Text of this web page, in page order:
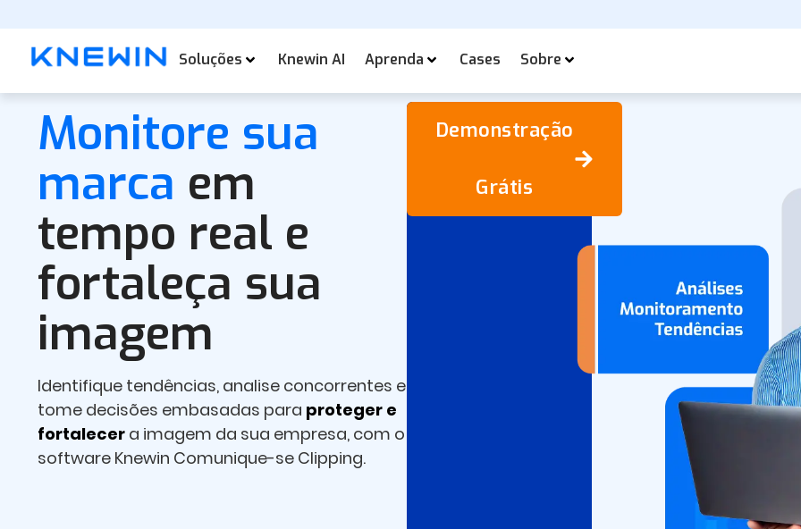
Soluções Knewin AI Aprenda Cases Sobre
Monitore sua
marca em
tempo real e
fortaleça sua
imagem
Identifique tendências, analise concorrentes e
tome decisões embasadas para proteger e
fortalecer a imagem da sua empresa, com o
software Knewin Comunique-se Clipping.
Demonstração
Grátis